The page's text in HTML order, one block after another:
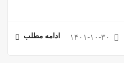
۱۴۰۱-۱۰-۳۰ ادامه مطلب